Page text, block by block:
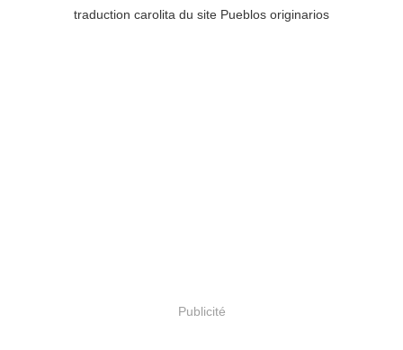
traduction carolita du site Pueblos originarios
Publicité